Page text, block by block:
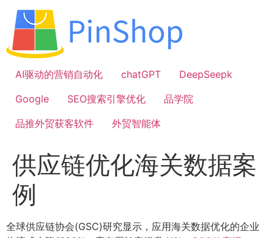
容
AI驱动的营销自动化
chatGPT
DeepSeepk
Google
SEO搜索引擎优化
品学院
品推外贸获客软件
外贸智能体
供应链优化海关数据案
例
全球供应链协会(GSC)研究显示，应用海关数据优化的企业